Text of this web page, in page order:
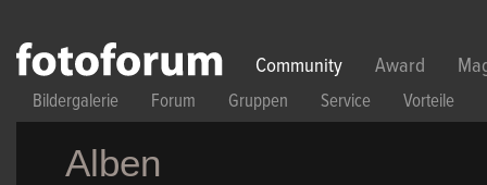
Community Award
Bildergalerie Forum Gruppen Service Vorteile
Alben